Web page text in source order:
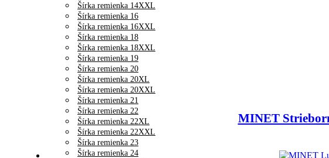
Šírka remienka 14XXL
Šírka remienka 16
Šírka remienka 16XXL
Šírka remienka 18
Šírka remienka 18XXL
Šírka remienka 19
Šírka remienka 20
Šírka remienka 20XL
Šírka remienka 20XXL
Šírka remienka 21
Šírka remienka 22
Šírka remienka 22XL
Šírka remienka 22XXL
Šírka remienka 23
Šírka remienka 24
MINET